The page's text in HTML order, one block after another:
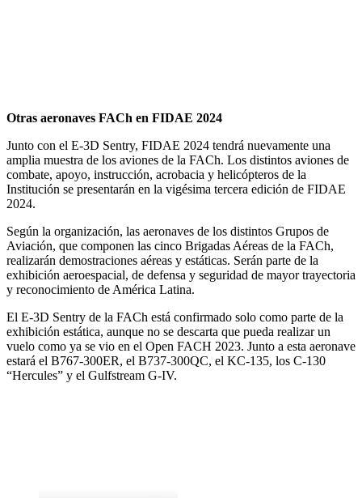
Otras aeronaves FACh en FIDAE 2024
Junto con el E-3D Sentry, FIDAE 2024 tendrá nuevamente una
amplia muestra de los aviones de la FACh. Los distintos aviones de
combate, apoyo, instrucción, acrobacia y helicópteros de la
Institución se presentarán en la vigésima tercera edición de FIDAE
2024.
Según la organización, las aeronaves de los distintos Grupos de
Aviación, que componen las cinco Brigadas Aéreas de la FACh,
realizarán demostraciones aéreas y estáticas. Serán parte de la
exhibición aeroespacial, de defensa y seguridad de mayor trayectoria
y reconocimiento de América Latina.
El E-3D Sentry de la FACh está confirmado solo como parte de la
exhibición estática, aunque no se descarta que pueda realizar un
vuelo como ya se vio en el Open FACH 2023. Junto a esta aeronave
estará el B767-300ER, el B737-300QC, el KC-135, los C-130
“Hercules” y el Gulfstream G-IV.